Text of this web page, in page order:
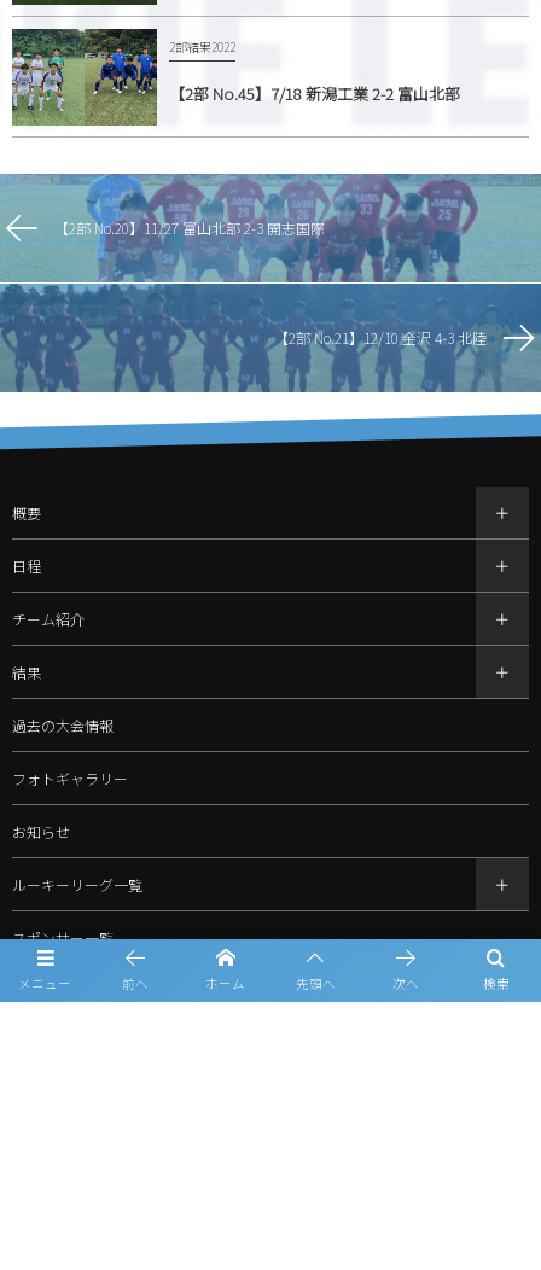
2部結果2022
【2部 No.45】7/18 新潟工業 2-2 富山北部
【2部 No.20】11/27 富山北部 2-3 開志国際
【2部 No.21】12/10 金沢 4-3 北陸
メニュー 検索
前へ ホーム 先頭へ 次へ
概要
日程
チーム紹介
結果
過去の大会情報
フォトギャラリー
お知らせ
ルーキーリーグ一覧
スポンサー一覧
問合せ